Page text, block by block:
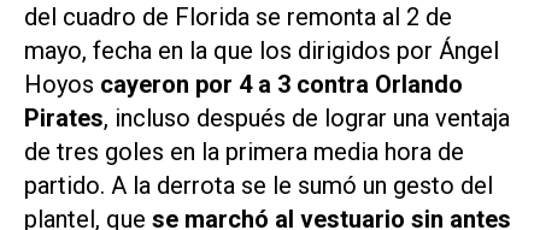
del cuadro de Florida se remonta al 2 de
mayo, fecha en la que los dirigidos por Ángel
Hoyos cayeron por 4 a 3 contra Orlando
Pirates, incluso después de lograr una ventaja
de tres goles en la primera media hora de
partido. A la derrota se le sumó un gesto del
plantel, que se marchó al vestuario sin antes